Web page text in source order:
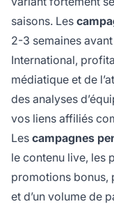
saisons. Les
2-3 semaines
International,
médiatique et de
des analyses
vos liens affiliés
Les campagnes
le contenu live, les
promotions bonus,
et d’un volume de